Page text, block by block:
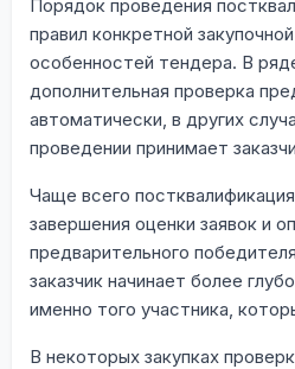
Порядок проведения
правил конкретной
особенностей тендера. В
дополнительная проверка
автоматически, в других
проведении принимает
Чаще всего
завершения оценки заявок и
предварительного
заказчик начинает более
именно того участника,
В некоторых закупках